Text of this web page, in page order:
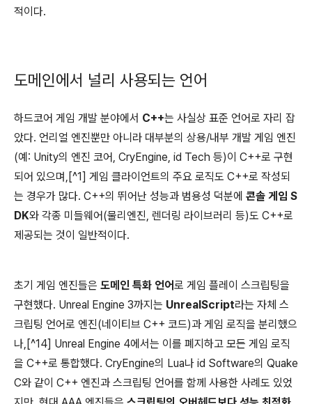
적이다.
도메인에서 널리 사용되는 언어
하드코어 게임 개발 분야에서 C++는 사실상 표준 언어로 자리 잡
았다. 언리얼 엔진뿐만 아니라 대부분의 상용/내부 개발 게임 엔진
(예: Unity의 엔진 코어, CryEngine, id Tech 등)이 C++로 구현
되어 있으며,[^1] 게임 클라이언트의 주요 로직도 C++로 작성되
는 경우가 많다. C++의 뛰어난 성능과 범용성 덕분에 콘솔 게임 S
DK와 각종 미들웨어(물리엔진, 렌더링 라이브러리 등)도 C++로
제공되는 것이 일반적이다.
초기 게임 엔진들은 도메인 특화 언어로 게임 플레이 스크립팅을
구현했다. Unreal Engine 3까지는 UnrealScript라는 자체 스
크립팅 언어로 엔진(네이티브 C++ 코드)과 게임 로직을 분리했으
나,[^14] Unreal Engine 4에서는 이를 폐지하고 모든 게임 로직
을 C++로 통합했다. CryEngine의 Lua나 id Software의 Quake
C와 같이 C++ 엔진과 스크립팅 언어를 함께 사용한 사례도 있었